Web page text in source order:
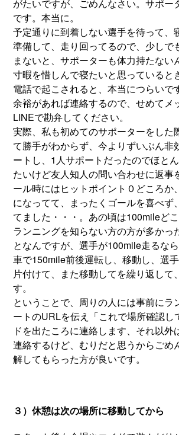
がたいですが、ごめんなさい。サポー
です。本当に。
予定通りに到着しない選手を待って、
準備して、走り回ってるので、少しで
まないと、サポーターも体力持たない
寸暇を惜しんで寝たいと思っていると
電話で起こされると、本当につらいで
余裕があれば連絡するので、せめてメ
LINEで勘弁してください。
実際、私も初めてのサポーターをした
て勝手がわからず、今よりずいぶん非
ートし、1人サポートだったのでほと
たいけど友人知人の問い合わせに返事
ール時にはヒットポイント０どころか
になってて、まったくゴールを喜べず
てました・・・。あの頃は100mileど
ランニングを知らない方の方が多かっ
となんですが、選手が100mile走るな
車で150mile前後運転し、移動し、選手
片付けて、また移動してを繰り返して
す。
ということで、周りの人には事前にラ
ートのURLを伝え「これで場所確認し
ドを出たころに連絡します、それ以外
連絡するけど、むりだと思うからごめ
解してもらった方が良いです。
３）休憩は次の場所に移動してから